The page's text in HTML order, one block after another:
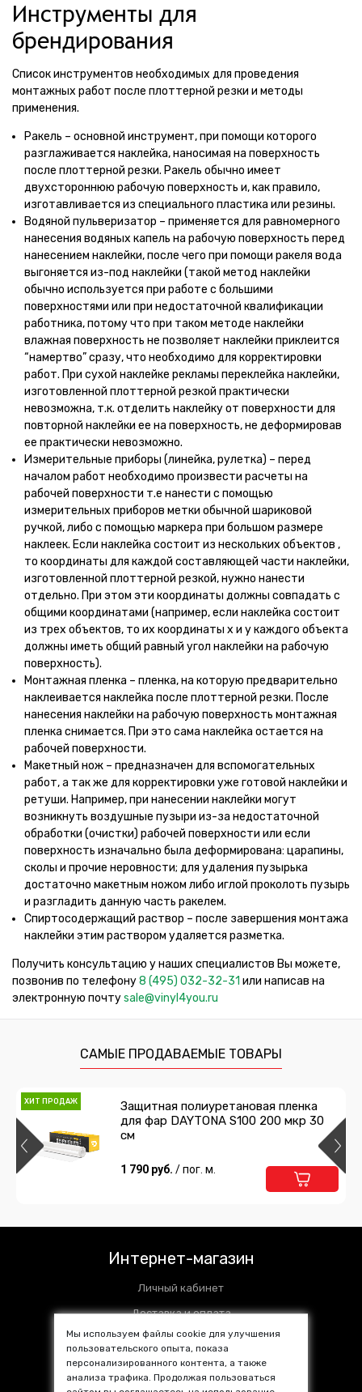
Инструменты для
брендирования
Список инструментов необходимых для проведения
монтажных работ после плоттерной резки и методы
применения.
Ракель – основной инструмент, при помощи которого
разглаживается наклейка, наносимая на поверхность
после плоттерной резки. Ракель обычно имеет
двухстороннюю рабочую поверхность и, как правило,
изготавливается из специального пластика или резины.
Водяной пульверизатор – применяется для равномерного
нанесения водяных капель на рабочую поверхность перед
нанесением наклейки, после чего при помощи ракеля вода
выгоняется из-под наклейки (такой метод наклейки
обычно используется при работе с большими
поверхностями или при недостаточной квалификации
работника, потому что при таком методе наклейки
влажная поверхность не позволяет наклейки приклеится
“намертво” сразу, что необходимо для корректировки
работ. При сухой наклейке рекламы переклейка наклейки,
изготовленной плоттерной резкой практически
невозможна, т.к. отделить наклейку от поверхности для
повторной наклейки ее на поверхность, не деформировав
ее практически невозможно.
Измерительные приборы (линейка, рулетка) – перед
началом работ необходимо произвести расчеты на
рабочей поверхности т.е нанести с помощью
измерительных приборов метки обычной шариковой
ручкой, либо с помощью маркера при большом размере
наклеек. Если наклейка состоит из нескольких объектов ,
то координаты для каждой составляющей части наклейки,
изготовленной плоттерной резкой, нужно нанести
отдельно. При этом эти координаты должны совпадать с
общими координатами (например, если наклейка состоит
из трех объектов, то их координаты х и y каждого объекта
должны иметь общий равный угол наклейки на рабочую
поверхность).
Монтажная пленка – пленка, на которую предварительно
наклеивается наклейка после плоттерной резки. После
нанесения наклейки на рабочую поверхность монтажная
пленка снимается. При это сама наклейка остается на
рабочей поверхности.
Макетный нож – предназначен для вспомогательных
работ, а так же для корректировки уже готовой наклейки и
ретуши. Например, при нанесении наклейки могут
возникнуть воздушные пузыри из-за недостаточной
обработки (очистки) рабочей поверхности или если
поверхность изначально была деформирована: царапины,
сколы и прочие неровности; для удаления пузырька
достаточно макетным ножом либо иглой проколоть пузырь
и разгладить данную часть ракелем.
Спиртосодержащий раствор – после завершения монтажа
наклейки этим раствором удаляется разметка.
Получить консультацию у наших специалистов Вы можете,
позвонив по телефону8 (495) 032-32-31 или написав на
электронную почтуsale@vinyl4you.ru
САМЫЕ ПРОДАВАЕМЫЕ ТОВАРЫ
ХИТ ПРОДАЖ
Защитная полиуретановая пленка
для фар DAYTONA S100 200 мкр 30
см
1 790 руб. / пог. м.
Интернет-магазин
Личный кабинет
Доставка и оплата
Установочные центры
Контакты
SALE %
Мы используем файлы cookie для улучшения
пользовательского опыта, показа
персонализированного контента, а также
анализа трафика. Продолжая пользоваться